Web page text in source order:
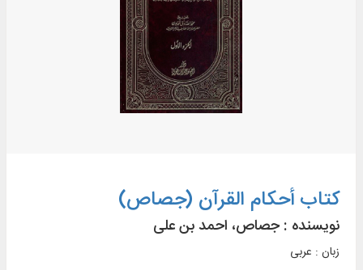
کتاب أحكام القرآن (جصاص)
نویسنده : جصاص، احمد بن علی
زبان : عربی